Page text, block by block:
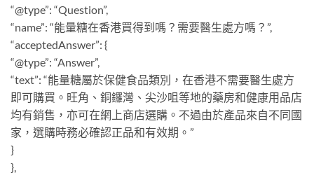
“@type”: “Question”,
“name”: “能量糖在香港買得到嗎？需要醫生處方嗎？”,
“acceptedAnswer”: {
“@type”: “Answer”,
“text”: “能量糖屬於保健食品類別，在香港不需要醫生處方
即可購買。旺角、銅鑼灣、尖沙咀等地的藥房和健康用品店
均有銷售，亦可在網上商店選購。不過由於產品來自不同國
家，選購時務必確認正品和有效期。”
}
},